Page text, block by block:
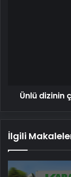
Ünlü dizinin
İlgili